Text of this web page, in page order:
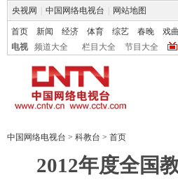
央视网 中国网络电视台 网站地图
首页 新闻 经济 体育 综艺 春晚 戏曲
电视
频道大全 栏目大全 节目大全
中国网络电视台 > 科教台 > 首页
2012年度全国